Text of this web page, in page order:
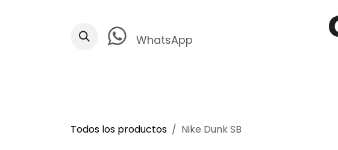
WhatsApp
Todos los productos Nike Dunk SB